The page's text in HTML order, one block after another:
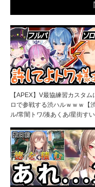
【APEX】V最協練習カスタム
ロで参戦する渋ハルｗｗｗ【
ル/常闇トワ/湊あくあ/星街す